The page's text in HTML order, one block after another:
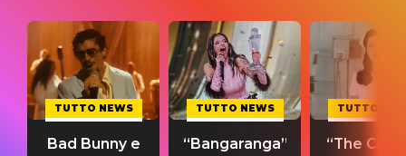
TUTTO NEWS
Bad Bunny e
TUTTO NEWS
“Bangaranga”
TUTTO
“The